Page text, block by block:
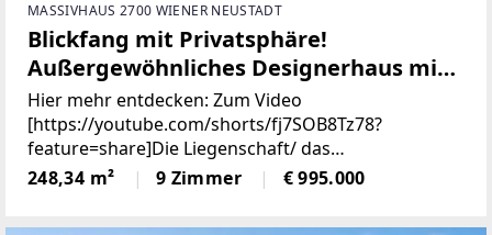
MASSIVHAUS 2700 WIENER NEUSTADT
Blickfang mit Privatsphäre!
Außergewöhnliches Designerhaus mit
viel Raum zur Entfaltung | 9 Zimmer,
Edelstahlpool, Sauna, Weinkeller |
Vereint Wohnen und Arbeiten |
Barrierefrei
Hier mehr entdecken: Zum Video
[https://youtube.com/shorts/fj7SOB8Tz78?
feature=share]Die Liegenschaft/ das
ObjektAußergewöhnlich, spannend, nachhaltig – so
präsentiert sich diese nach Süden ausgerichtete
248,34 m² 9 Zimmer € 995.000